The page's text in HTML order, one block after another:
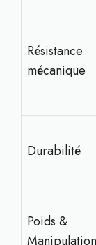
Résistance
mécanique
Durabilité
Poids &
Manipulation